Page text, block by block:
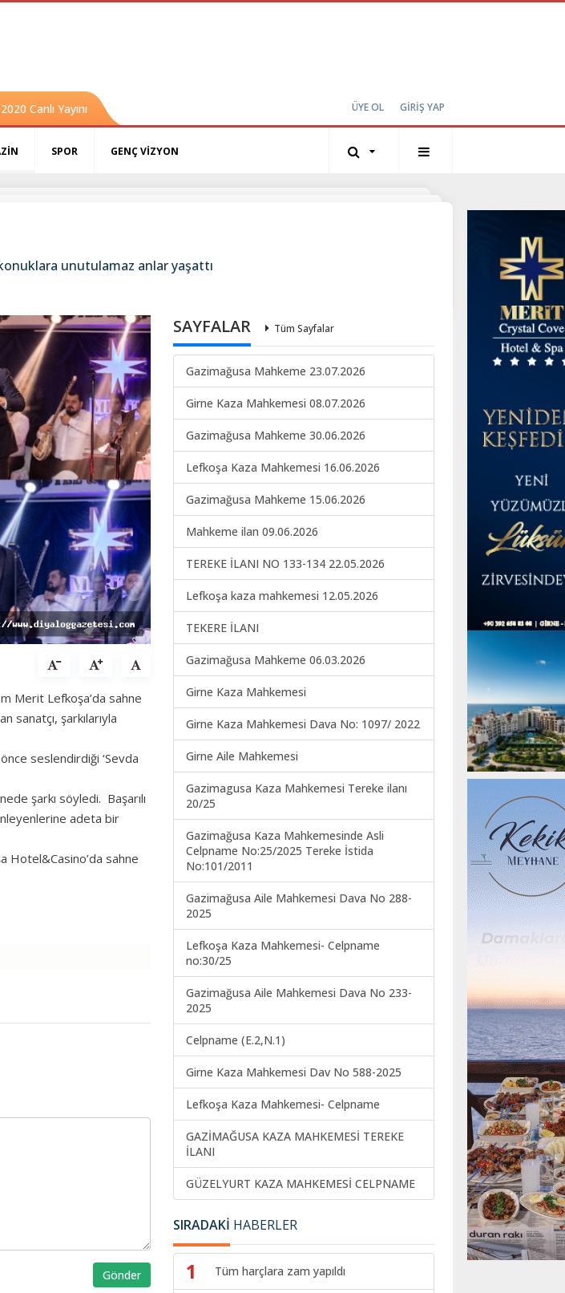
Canlı Yayını ÜYE OL GİRİŞ YAP
SPOR GENÇ VİZYON
unutulamaz anlar yaşattı
Merit Lefkoşa’da sahne
sanatçı, şarkılarıyla
seslendirdiği ‘Sevda
şarkı söyledi. Başarılı
adeta bir
Hotel&Casino’da sahne
Gönder
SAYFALAR Tüm Sayfalar
Gazimağusa Mahkeme 23.07.2026
Girne Kaza Mahkemesi 08.07.2026
Gazimağusa Mahkeme 30.06.2026
Lefkoşa Kaza Mahkemesi 16.06.2026
Gazimağusa Mahkeme 15.06.2026
Mahkeme ilan 09.06.2026
TEREKE İLANI NO 133-134 22.05.2026
Lefkoşa kaza mahkemesi 12.05.2026
TEKERE İLANI
Gazimağusa Mahkeme 06.03.2026
Girne Kaza Mahkemesi
Girne Kaza Mahkemesi Dava No: 1097/ 2022
Girne Aile Mahkemesi
Gazimagusa Kaza Mahkemesi Tereke ilanı
20/25
Gazimağusa Kaza Mahkemesinde Asli
Celpname No:25/2025 Tereke İstida
No:101/2011
Gazimağusa Aile Mahkemesi Dava No 288-
2025
Lefkoşa Kaza Mahkemesi- Celpname
no:30/25
Gazimağusa Aile Mahkemesi Dava No 233-
2025
Celpname (E.2,N.1)
Girne Kaza Mahkemesi Dav No 588-2025
Lefkoşa Kaza Mahkemesi- Celpname
GAZİMAĞUSA KAZA MAHKEMESİ TEREKE
İLANI
GÜZELYURT KAZA MAHKEMESİ CELPNAME
SIRADAKİ HABERLER
1 Tüm harçlara zam yapıldı